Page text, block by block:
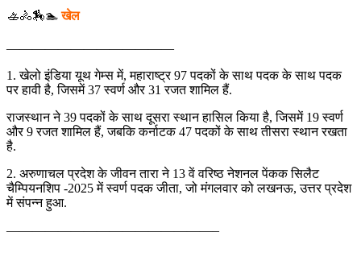
🚣🚴🏇🏊खेल
—————————————
1. खेलो इंडिया यूथ गेम्स में, महाराष्ट्र 97 पदकों के साथ पदक के साथ पदक
पर हावी है, जिसमें 37 स्वर्ण और 31 रजत शामिल हैं.
राजस्थान ने 39 पदकों के साथ दूसरा स्थान हासिल किया है, जिसमें 19 स्वर्ण
और 9 रजत शामिल हैं, जबकि कर्नाटक 47 पदकों के साथ तीसरा स्थान रखता
है.
2. अरुणाचल प्रदेश के जीवन तारा ने 13 वें वरिष्ठ नेशनल पेंकक सिलैट
चैम्पियनशिप -2025 में स्वर्ण पदक जीता, जो मंगलवार को लखनऊ, उत्तर प्रदेश
में संपन्न हुआ.
————————————————–